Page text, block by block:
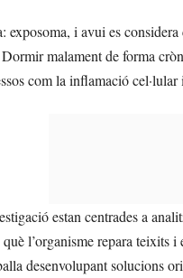
exposoma, i avui es
malament de forma
com la inflamació
estan centrades a
l’organisme repara
desenvolupant solucions